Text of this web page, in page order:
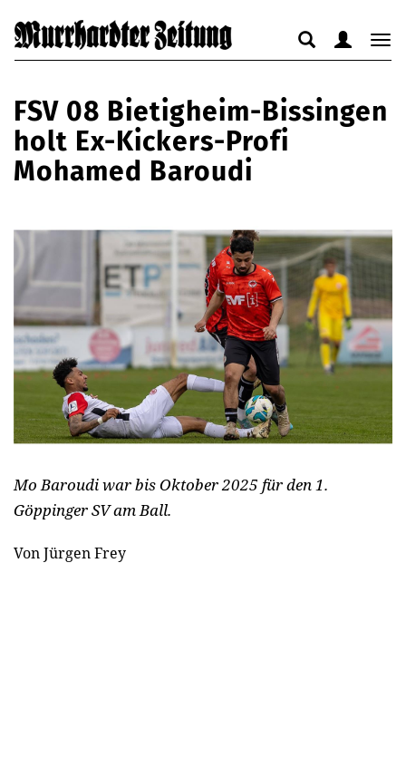
anzeigen
verbergen
Suche
anzeigen
verbergen
FSV 08 Bietigheim-Bissingen
holt Ex-Kickers-Profi
Mohamed Baroudi
Mo Baroudi war bis Oktober 2025 für den 1.
Göppinger SV am Ball.
Von Jürgen Frey